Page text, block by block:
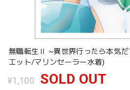
無職転生Ⅱ ~異世界行ったら本気
エット/マリンセーラー水着)
¥1,100 SOLD OUT